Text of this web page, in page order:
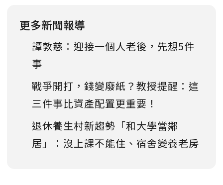
更多新聞報導
譚敦慈：迎接一個人老後，先想5件
事
戰爭開打，錢變廢紙？教授提醒：這
三件事比資產配置更重要！
退休養生村新趨勢「和大學當鄰
居」：沒上課不能住、宿舍變養老房